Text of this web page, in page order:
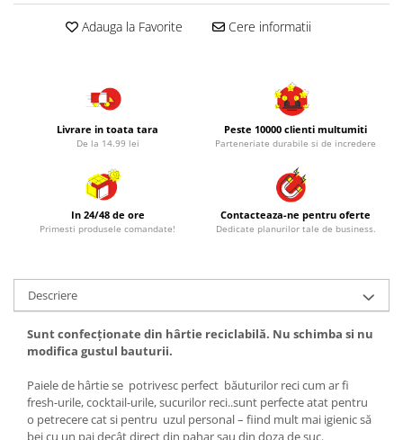
Adauga la Favorite Cere informatii
Livrare in toata tara
De la 14.99 lei
Peste 10000 clienti multumiti
Parteneriate durabile si de incredere
In 24/48 de ore
Primesti produsele comandate!
Contacteaza-ne pentru oferte
Dedicate planurilor tale de business.
Descriere
Sunt confecționate din hârtie reciclabilă. Nu schimba si nu
modifica gustul bauturii.
Paiele de hârtie se potrivesc perfect băuturilor reci cum ar fi
fresh-urile, cocktail-urile, sucurilor reci..sunt perfecte atat pentru
o petrecere cat si pentru uzul personal – fiind mult mai igienic să
bei cu un pai decât direct din pahar sau din doza de suc.